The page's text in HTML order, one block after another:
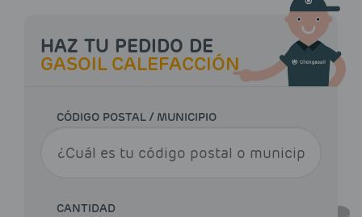
HAZ TU PEDIDO DE
GASOIL CALEFACCIÓN
CÓDIGO POSTAL / MUNICIPIO
CANTIDAD